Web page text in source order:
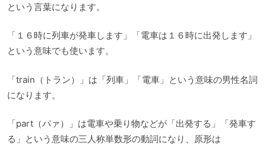
という言葉になります。
「１６時に列車が発車します」「電車は１６時に出発します」
という意味でも使います。
「train（トラン）」は「列車」「電車」という意味の男性名詞
になります。
「part（パァ）」は電車や乗り物などが「出発する」「発車す
る」という意味の三人称単数形の動詞になり、原形は